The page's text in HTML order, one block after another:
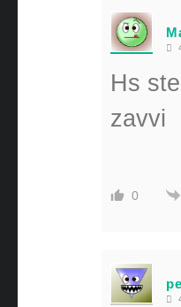
Hs
zavvi
0